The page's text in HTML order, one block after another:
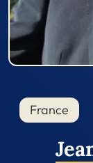
France